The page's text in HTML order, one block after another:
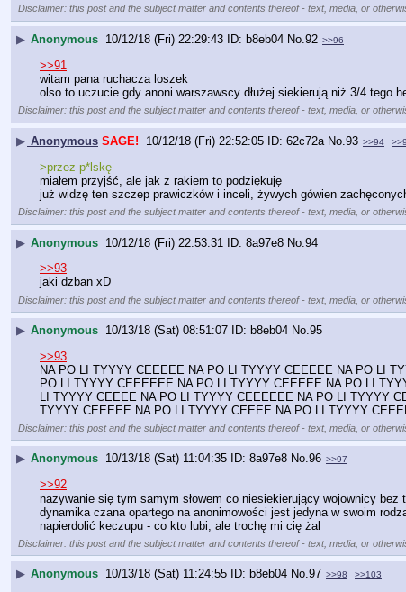
Disclaimer: this post and the subject matter and contents thereof - text, media, or
▶ Anonymous 10/12/18 (Fri) 22:29:43 b8eb04 No. 92 >>96
>>91
witam pana ruchacza loszek
olso to uczucie gdy anoni warszawscy dłużej siekierują niż 3/4 tego
Disclaimer: this post and the subject matter and contents thereof - text, media, or
▶ Anonymous SAGE! 10/12/18 (Fri) 22:52:05 62c72a No. 93 >>94
>przez p*lskę
miałem przyjść, ale jak z rakiem to podziękuję
już widzę ten szczep prawiczków i inceli, żywych gówien
Disclaimer: this post and the subject matter and contents thereof - text, media, or
▶ Anonymous 10/12/18 (Fri) 22:53:31 8a97e8 No.94
>>93
jaki dzban xD
Disclaimer: this post and the subject matter and contents thereof - text, media, or
▶ Anonymous 10/13/18 (Sat) 08:51:07 b8eb04 No.95
>>93
NA PO LI TYYYY CEEEEE NA PO LI TYYYY CEEEEE NA PO LI
PO LI TYYYY CEEEEEE NA PO LI TYYYY CEEEEE NA PO LI
LI TYYYY CEEEE NA PO LI TYYYY CEEEEEE NA PO LI TYYYY
TYYYY CEEEEE NA PO LI TYYYY CEEEE NA PO LI TYYYY
Disclaimer: this post and the subject matter and contents thereof - text, media, or
▶ Anonymous 10/13/18 (Sat) 11:04:35 8a97e8 No.96 >>97
>>92
nazywanie się tym samym słowem co niesiekierujący wojownicy
dynamika czana opartego na anonimowości jest jedyna w swoim
napierdolić keczupu - co kto lubi, ale trochę mi cię żal
Disclaimer: this post and the subject matter and contents thereof - text, media, or
▶ Anonymous 10/13/18 (Sat) 11:24:55 b8eb04 No.97 >>98 >>103